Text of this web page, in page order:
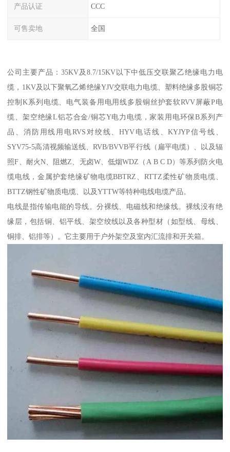
产品认证 CCC
可售卖地 全国
公司主要产品：35KV及8.7/15KV以下中低压交联聚乙绝缘电力电
缆，1KV及以下聚氧乙烯绝缘YJV交联电力电缆、塑料绝缘多股铜芯
控制K系列电缆、电气装备用电用线多股铜丝护套软RVV屏蔽P电
缆、架空绝缘L铝芯合金/铜芯Y电力电缆，家装用电环保B系列产
品、消防用线用电RVS对绞线、HYV电话线、KYJYP信号线、
SYV75-5高清视频输送线、RVB/BVVB平行线（扁平电缆）、以及辐
照F、耐火N、阻燃Z、无卤W、低烟WDZ（A B C D）等系列防火电
缆电线，金属护套绝缘矿物电缆BBTRZ、RTTZ柔性矿物质电缆、
BTTZ钢性矿物质电缆、以及YTTW等特种电线电缆产品。
电线是指传输电能的导线。分裸线、电磁线和绝缘线。裸线没有绝
缘层，包括铜、铝平线、架空绞线以及各种型材（如型线、母线、
铜排、铝排等）。它主要用于户外架空及室内汇流排和开关箱。